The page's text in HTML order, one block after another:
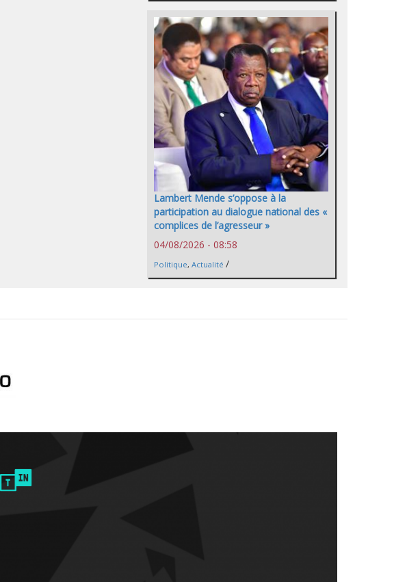
Lambert Mende s’oppose à la
participation au dialogue national des «
complices de l’agresseur »
04/08/2026 - 08:58
Politique, Actualité /